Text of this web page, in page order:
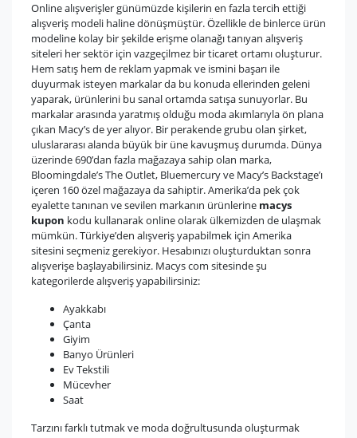
Online alışverişler günümüzde kişilerin en fazla tercih ettiği
alışveriş modeli haline dönüşmüştür. Özellikle de binlerce ürün
modeline kolay bir şekilde erişme olanağı tanıyan alışveriş
siteleri her sektör için vazgeçilmez bir ticaret ortamı oluşturur.
Hem satış hem de reklam yapmak ve ismini başarı ile
duyurmak isteyen markalar da bu konuda ellerinden geleni
yaparak, ürünlerini bu sanal ortamda satışa sunuyorlar. Bu
markalar arasında yaratmış olduğu moda akımlarıyla ön plana
çıkan Macy’s de yer alıyor. Bir perakende grubu olan şirket,
uluslararası alanda büyük bir üne kavuşmuş durumda. Dünya
üzerinde 690’dan fazla mağazaya sahip olan marka,
Bloomingdale’s The Outlet, Bluemercury ve Macy’s Backstage’ı
içeren 160 özel mağazaya da sahiptir. Amerika’da pek çok
eyalette tanınan ve sevilen markanın ürünlerine macys
kupon kodu kullanarak online olarak ülkemizden de ulaşmak
mümkün. Türkiye’den alışveriş yapabilmek için Amerika
sitesini seçmeniz gerekiyor. Hesabınızı oluşturduktan sonra
alışverişe başlayabilirsiniz. Macys com sitesinde şu
kategorilerde alışveriş yapabilirsiniz:
Ayakkabı
Çanta
Giyim
Banyo Ürünleri
Ev Tekstili
Mücevher
Saat
Tarzını farklı tutmak ve moda doğrultusunda oluşturmak